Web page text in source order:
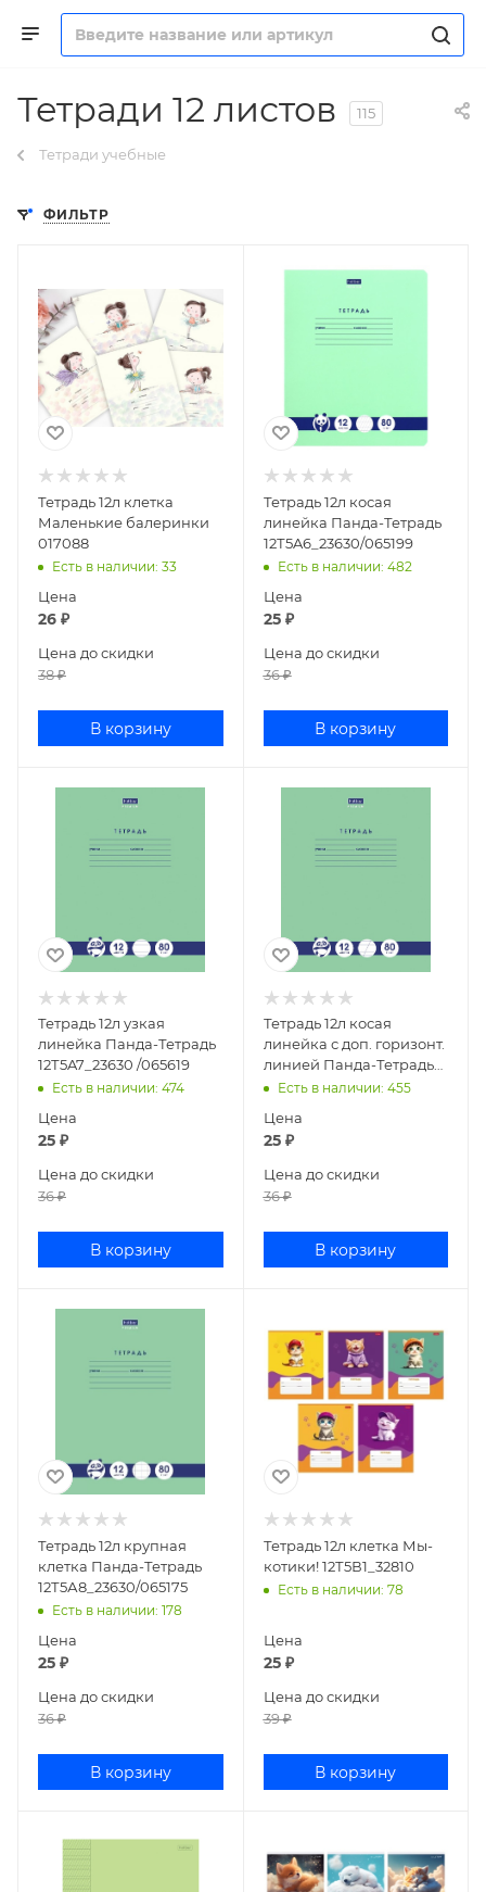
Тетради 12 листов 115
Тетради учебные
ФИЛЬТР
Тетрадь 12л клетка
Маленькие балеринки
017088
Есть в наличии: 33
Цена
26 ₽
Цена до скидки
38₽
В корзину
Тетрадь 12л косая
линейка Панда-Тетрадь
12Т5A6_23630/065199
Есть в наличии: 482
Цена
25₽
Цена до скидки
36₽
В корзину
Тетрадь 12л узкая
линейка Панда-Тетрадь
12Т5A7_23630 /065619
Есть в наличии: 474
Цена
25 ₽
Цена до скидки
36₽
В корзину
Тетрадь 12л косая
линейка с доп. горизонт.
линией Панда-Тетрадь
12Т5A6_23630 /065620
Есть в наличии: 455
Цена
25₽
Цена до скидки
36₽
В корзину
Тетрадь 12л крупная
клетка Панда-Тетрадь
12Т5А8_23630/065175
Есть в наличии: 178
Цена
25 ₽
Цена до скидки
36₽
В корзину
Тетрадь 12л клетка Мы-
котики! 12Т5В1_32810
Есть в наличии: 78
Цена
25₽
Цена до скидки
39₽
В корзину